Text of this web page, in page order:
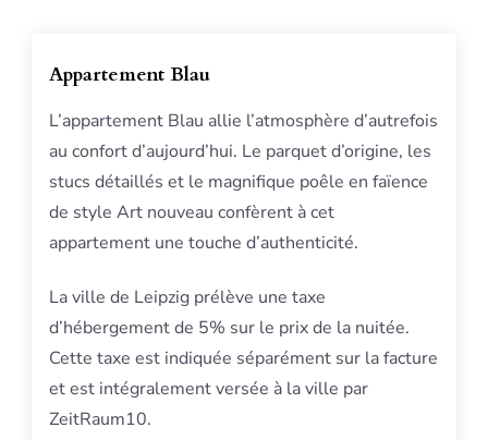
Appartement Blau
L’appartement Blau allie l’atmosphère d’autrefois
au confort d’aujourd’hui. Le parquet d’origine, les
stucs détaillés et le magnifique poêle en faïence
de style Art nouveau confèrent à cet
appartement une touche d’authenticité.
La ville de Leipzig prélève une taxe
d’hébergement de 5% sur le prix de la nuitée.
Cette taxe est indiquée séparément sur la facture
et est intégralement versée à la ville par
ZeitRaum10.